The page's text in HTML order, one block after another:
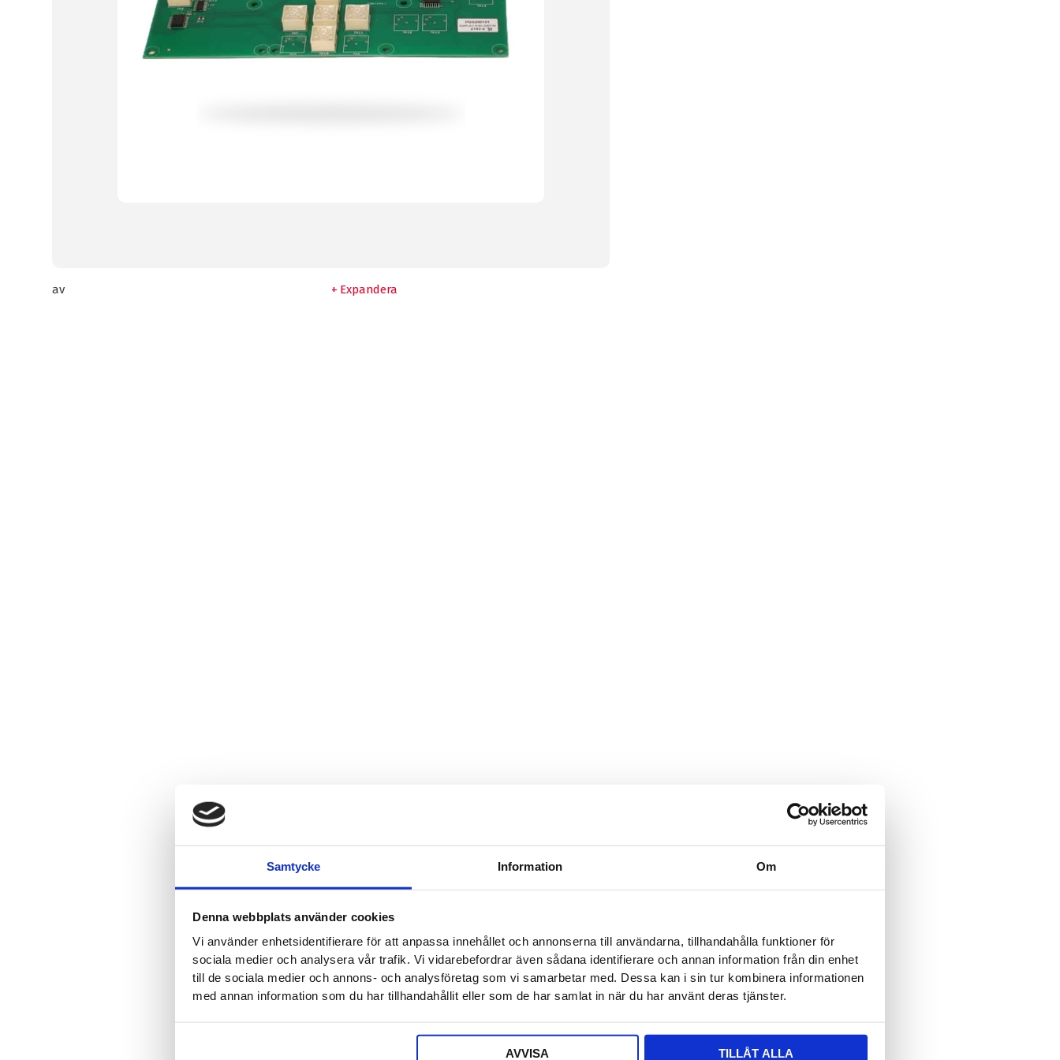
Samtycke Information Om
Denna webbplats använder cookies
Vi använder enhetsidentifierare för att anpassa innehållet och annonserna till användarna, tillhandahålla funktioner för
sociala medier och analysera vår trafik. Vi vidarebefordrar även sådana identifierare och annan information från din enhet
till de sociala medier och annons- och analysföretag som vi samarbetar med. Dessa kan i sin tur kombinera informationen
med annan information som du har tillhandahållit eller som de har samlat in när du har använt deras tjänster.
AVVISA TILLÅT ALLA
av Expandera
Detta fält är dolt när formuläret visas
Ditt namn*
E-post